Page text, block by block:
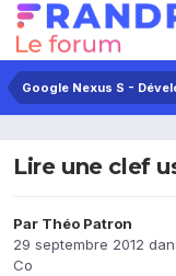
Google Nexus S -
Lire une clef
Par Théo Patron
29 septembre 2012
Co